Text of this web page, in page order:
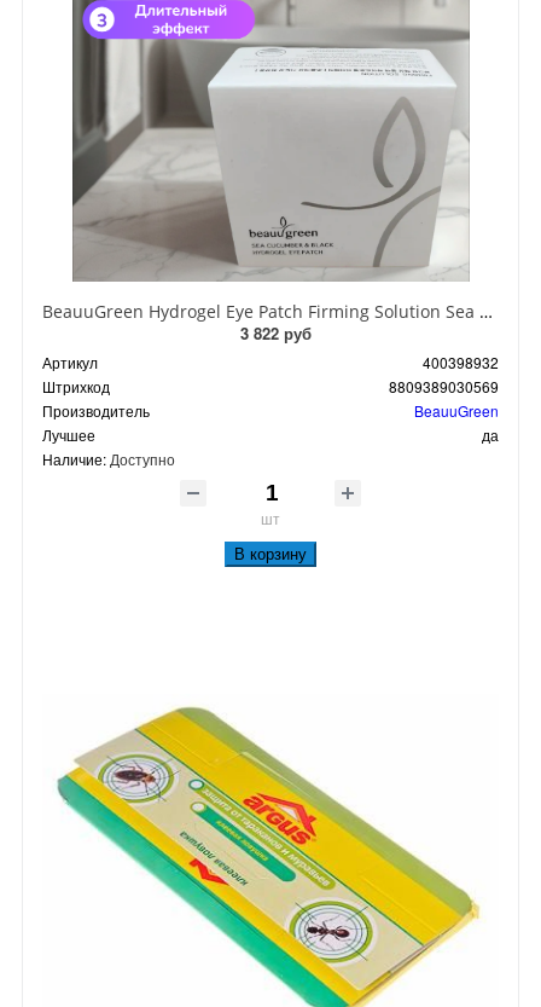
BeauuGreen Hydrogel Eye Patch Firming Solution Sea Cocumber & Black Гидрогелевые патчи для кожи вокруг глаз с экстрактом черного морского огурца 60 шт 90 гр
3 822 руб
Артикул
400398932
Штрихкод
8809389030569
Производитель
BeauuGreen
Лучшее
да
Наличие: Доступно
шт
В корзину